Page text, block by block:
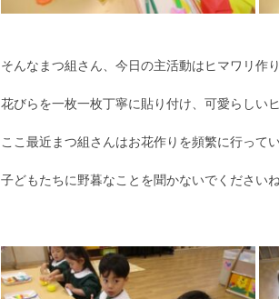
そんなまつ組さん、今日の主活動はヒマワリ作り
花びらを一枚一枚丁寧に貼り付け、可愛らしい
ここ最近まつ組さんはお花作りを頻繁に行って
子どもたちに野暮なことを聞かないでくださいね